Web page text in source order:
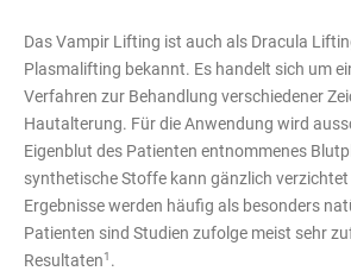
Das Vampir Lifting ist auch als Dracula
Plasmalifting bekannt. Es handelt sich um
Verfahren zur Behandlung verschiedener
Hautalterung. Für die Anwendung wird
Eigenblut des Patienten entnommenes
synthetische Stoffe kann gänzlich verzichtet
Ergebnisse werden häufig als besonders
Patienten sind Studien zufolge meist sehr
Resultaten1 .